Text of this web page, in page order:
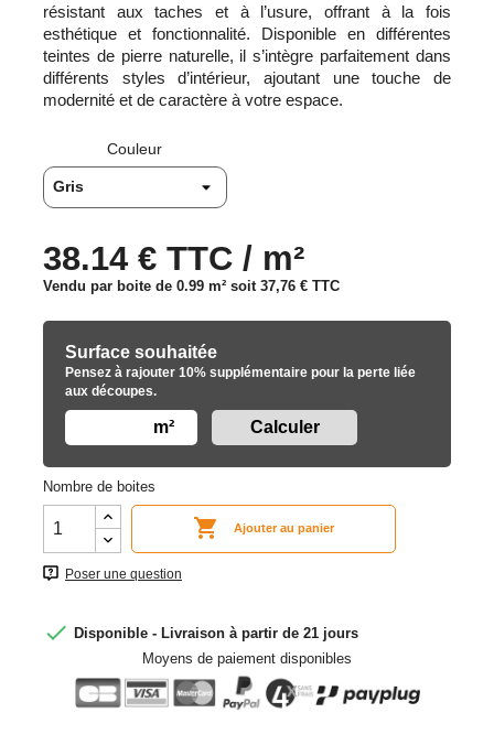
résistant aux taches et à l’usure, offrant à la fois
esthétique et fonctionnalité. Disponible en différentes
teintes de pierre naturelle, il s’intègre parfaitement dans
différents styles d’intérieur, ajoutant une touche de
modernité et de caractère à votre espace.
Couleur
38.14 € TTC / m²
Vendu par boite de 0.99 m² soit 37,76 € TTC
Surface souhaitée
Pensez à rajouter 10% supplémentaire pour la perte liée
aux découpes.
m²
Nombre de boites
 Ajouter au panier
Poser une question
 Disponible - Livraison à partir de 21 jours
Moyens de paiement disponibles